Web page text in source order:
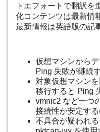
トエフォートで翻訳を
化コンテンツは最新情
最新情報は英語版の記
仮想マシンから
Ping 失敗が継続
対象仮想マシン
移行すると Ping
vmnic2 など一つ
接続性が安定す
不具合が疑われ